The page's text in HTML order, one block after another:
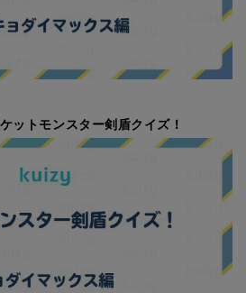
ットモンスター剣盾クイズ！